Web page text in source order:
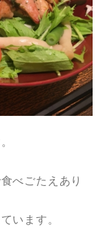
べごたえあり
います。